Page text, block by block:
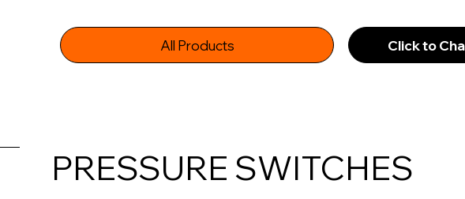
All Products Click to
PRESSURE SWITCHES